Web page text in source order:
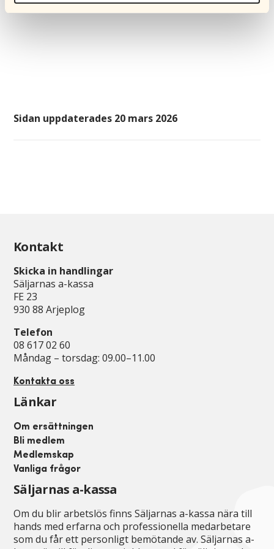
här
Sidan uppdaterades 20 mars 2026
Kontakt
Skicka in handlingar
Säljarnas a-kassa
FE 23
930 88 Arjeplog
Telefon
08 617 02 60
Måndag – torsdag: 09.00–11.00
Kontakta oss
Länkar
Om ersättningen
Bli medlem
Medlemskap
Vanliga frågor
Säljarnas a-kassa
Om du blir arbetslös finns Säljarnas a-kassa nära till
hands med erfarna och professionella medarbetare
som du får ett personligt bemötande av. Säljarnas a-